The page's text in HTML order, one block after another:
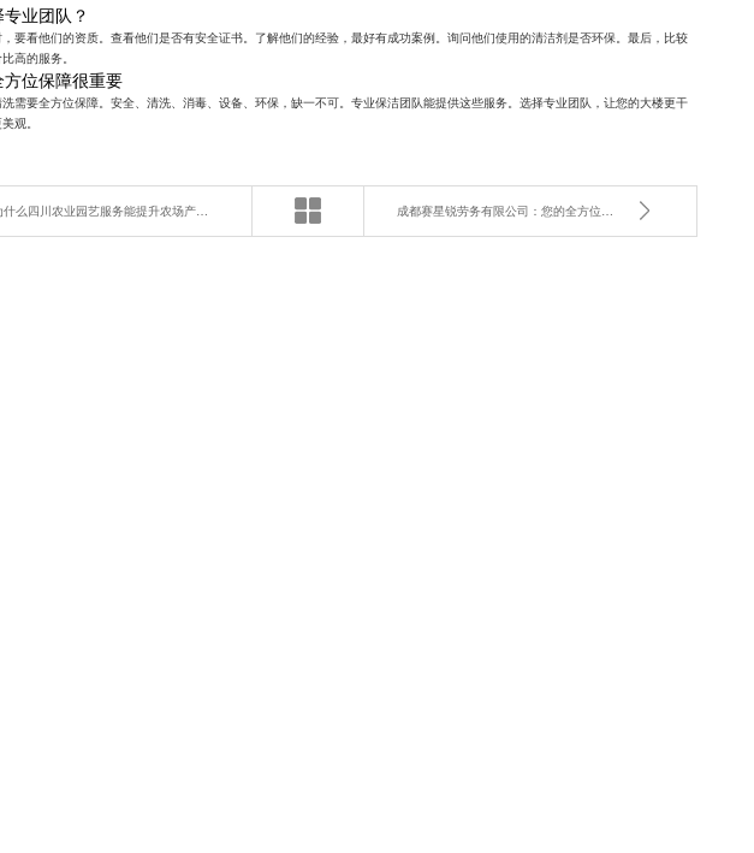
业团队？
要看他们的资质。查看他们是否有安全证书。了解他们的经验，最好有成功案例。询问他们使用的清洁剂是否环保。最后，比较
高的服务。
位保障很重要
需要全方位保障。安全、清洗、消毒、设备、环保，缺一不可。专业保洁团队能提供这些服务。选择专业团队，让您的大楼更干
观。
为什么四川农业园艺服务能提升农场产值？ 成都赛星锐劳务有限公司：您的全方位工程管理与劳务解决方案